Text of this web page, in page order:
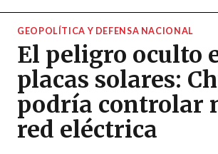
GEOPOLÍTICA Y DEFENSA NACIONAL
El peligro oculto
placas solares:
podría controlar
red eléctrica